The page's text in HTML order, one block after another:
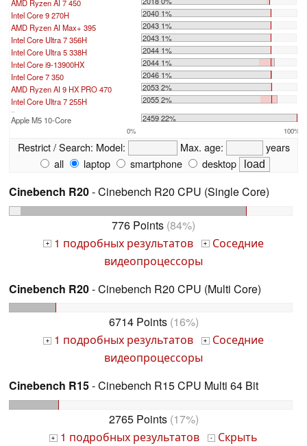
AMD Ryzen AI 7 450
Intel Core 9 270H
2040 1%
AMD Ryzen AI Max+ 395
2043 1%
Intel Core Ultra 7 356H
2043 1%
Intel Core Ultra 5 338H
2044 1%
Intel Core i9-13900HX
2044 1%
Intel Core 7 350
2046 1%
AMD Ryzen AI 9 HX PRO 470
2053 2%
Intel Core Ultra 7 255H
2055 2%
Apple M5 10-Core 2459 22%
0% 100%
Restrict / Search: Model: Max. age:
years
all
laptop smartphone desktop
Cinebench R20- Cinebench R20 CPU (Single Core)
776 Points (84%)
+ 1 подробных результатов + Соседние
видеопроцессоры
Cinebench R20- Cinebench R20 CPU (Multi Core)
6714 Points(16%)
+ 1 подробных результатов + Соседние
видеопроцессоры
Cinebench R15- Cinebench R15 CPU Multi 64 Bit
2765 Points(17%)
+ 1 подробных результатов - Скрыть